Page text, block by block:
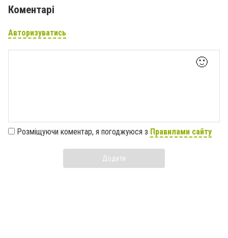
Коментарі
Авторизуватись
🙂
Розміщуючи коментар, я погоджуюся з Правилами сайту
Додати